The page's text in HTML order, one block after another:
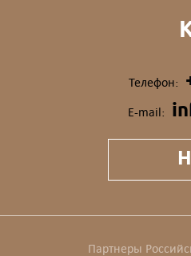
Телефон:
E-mail:
Партнеры